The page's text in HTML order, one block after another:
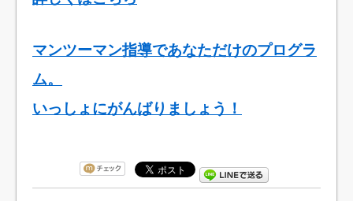
マンツーマン指導であなただけのプログラ
ム。
いっしょにがんばりましょう！